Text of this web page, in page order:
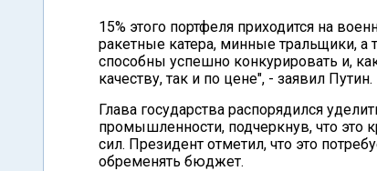
15% этого портфеля приходится на
ракетные катера, минные тральщики,
способны успешно конкурировать и,
качеству, так и по цене", - заявил Путин.
Глава государства распорядился
промышленности, подчеркнув, что
сил. Президент отметил, что это
обременять бюджет.